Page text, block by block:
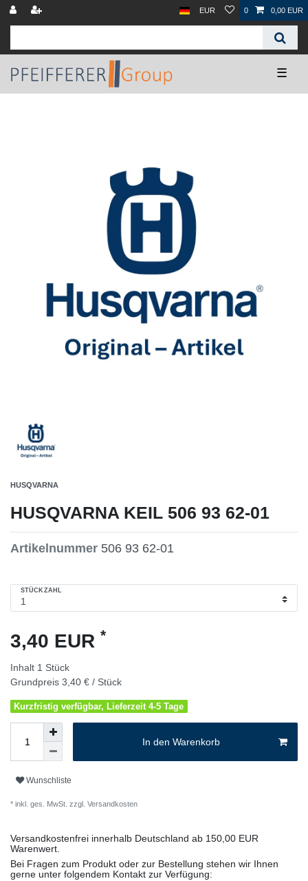
EUR 0 0,00 EUR
☰
HUSQVARNA
HUSQVARNA KEIL 506 93 62-01
Artikelnummer 506 93 62-01
STÜCKZAHL
3,40 EUR *
Inhalt 1 Stück
Grundpreis 3,40 € / Stück
Kurzfristig verfügbar, Lieferzeit 4-5 Tage
In den Warenkorb
Wunschliste
* inkl. ges. MwSt. zzgl. Versandkosten
Versandkostenfrei innerhalb Deutschland ab 150,00 EUR
Warenwert.
Bei Fragen zum Produkt oder zur Bestellung stehen wir Ihnen
gerne unter folgendem Kontakt zur Verfügung: